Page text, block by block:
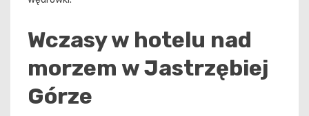
Wczasy w hotelu nad
morzem w Jastrzębiej
Górze